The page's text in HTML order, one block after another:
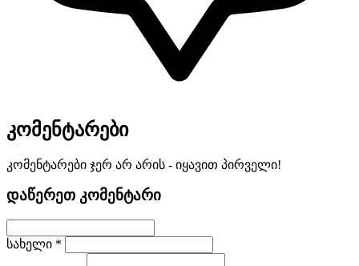
კომენტარები
კომენტარები ჯერ არ არის - იყავით პირველი!
დაწერეთ კომენტარი
სახელი *